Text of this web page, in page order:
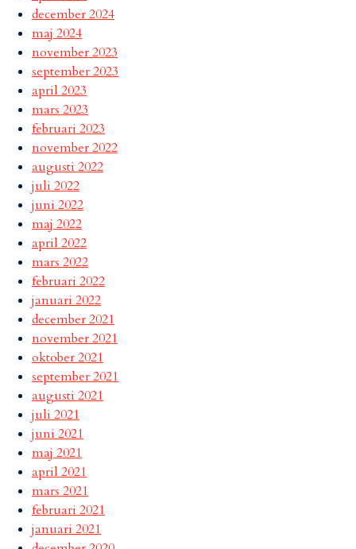
december 2024
maj 2024
november 2023
september 2023
april 2023
mars 2023
februari 2023
november 2022
augusti 2022
juli 2022
juni 2022
maj 2022
april 2022
mars 2022
februari 2022
januari 2022
december 2021
november 2021
oktober 2021
september 2021
augusti 2021
juli 2021
juni 2021
maj 2021
april 2021
mars 2021
februari 2021
januari 2021